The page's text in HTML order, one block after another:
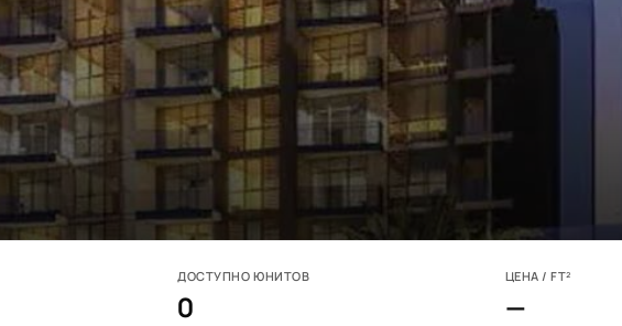
ДОСТУПНО ЮНИТОВ
0
ЦЕНА / FT²
—